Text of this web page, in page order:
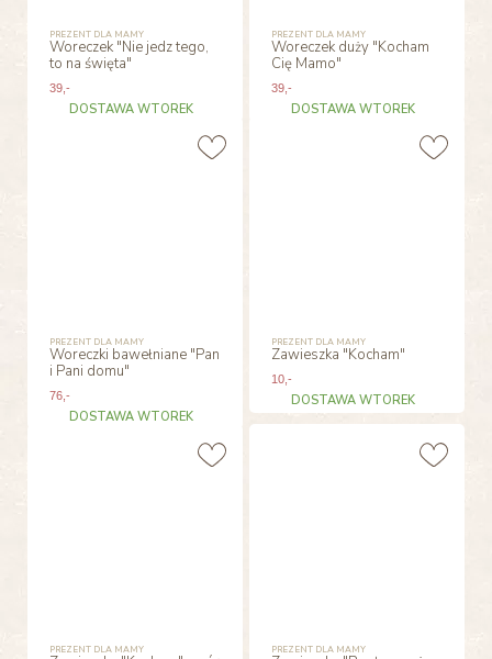
PREZENT DLA MAMY
Woreczek "Nie jedz tego,
to na święta"
39,-
DOSTAWA WTOREK
PREZENT DLA MAMY
Woreczek duży "Kocham
Cię Mamo"
39 ,-
DOSTAWA WTOREK
PREZENT DLA MAMY
Woreczki bawełniane "Pan
i Pani domu"
76,-
DOSTAWA WTOREK
PREZENT DLA MAMY
Zawieszka "Kocham"
10 ,-
DOSTAWA WTOREK
PREZENT DLA MAMY PREZENT DLA MAMY